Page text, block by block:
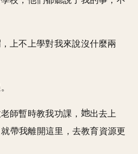
上不上學對我來說沒什麼兩
師暫時教我功課，
出去上
帶我離開這里，去教育資源更